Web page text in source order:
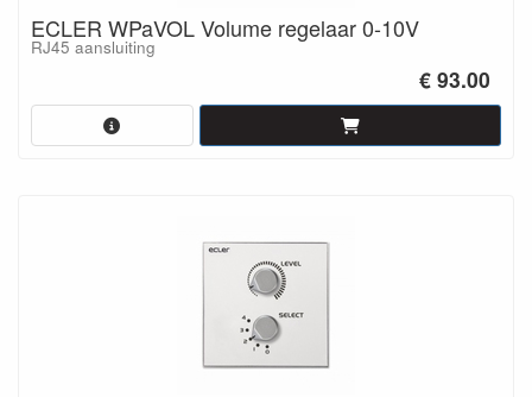
ECLER WPaVOL Volume regelaar 0-10V
RJ45 aansluiting
€ 93.00